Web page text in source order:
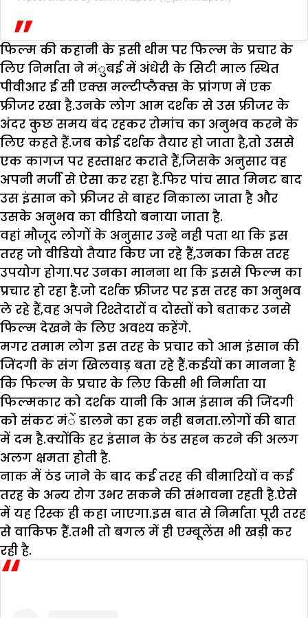
फिल्म की कहानी के इसी थीम पर फिल्म के प्रचार के
लिए निर्माता ने मंुबई में अंधेरी के सिटी माल स्थित
पीवीआर ई सी एक्स मल्टीप्लैक्स के प्रांगण में एक
फ्रीजर रखा है.उनके लोग आम दर्शक से उस फ्रीजर के
अंदर कुछ समय बंद रहकर रोमांच का अनुभव करने के
लिए कहते हैं.जब कोई दर्शक तैयार हो जाता है,तो उससे
एक कागज पर हस्ताक्षर कराते हैं,जिसके अनुसार वह
अपनी मर्जी से ऐसा कर रहा है.फिर पांच सात मिनट बाद
उस इंसान को फ्रीजर से बाहर निकाला जाता है और
उसके अनुभव का वीडियो बनाया जाता है.
वहां मौजूद लोगों के अनुसार उन्हे नही पता था कि इस
तरह जो वीडियो तैयार किए जा रहे हैं,उनका किस तरह
उपयोग होगा.पर उनका मानना था कि इससे फिल्म का
प्रचार हो रहा है.जो दर्शक फ्रीजर पर इस तरह का अनुभव
ले रहे हैं,वह अपने रिश्तेदारों व दोस्तों को बताकर उनसे
फिल्म देखने के लिए अवश्य कहेंगे.
मगर तमाम लोग इस तरह के प्रचार को आम इंसान की
जिंदगी के संग खिलवाड़ बता रहे हैं.कईयों का मानना है
कि फिल्म के प्रचार के लिए किसी भी निर्माता या
फिल्मकार को दर्शक यानी कि आम इंसान की जिंदगी
को संकट मंें डालने का हक नही बनता.लोगों की बात
में दम है.क्योंकि हर इंसान के ठंड सहन करने की अलग
अलग क्षमता होती है.
नाक में ठंड जाने के बाद कई तरह की बीमारियों व कई
तरह के अन्य रोग उभर सकने की संभावना रहती है.ऐसे
में यह रिस्क ही कहा जाएगा.इस बात से निर्माता पूरी तरह
से वाकिफ हैं.तभी तो बगल में ही एम्बूलेंस भी खड़ी कर
रही है.